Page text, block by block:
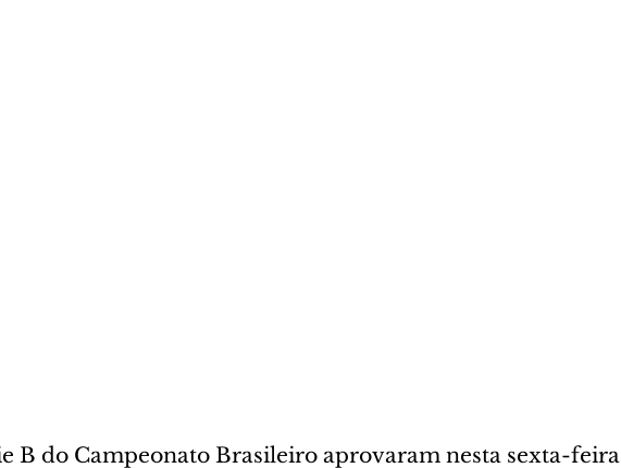
B do Campeonato Brasileiro aprovaram nesta sexta-feira